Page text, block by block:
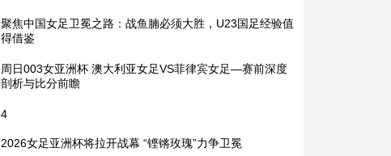
聚焦中国女足卫冕之路：战鱼腩必须大胜，U23国足经验值
得借鉴
周日003女亚洲杯 澳大利亚女足VS菲律宾女足—赛前深度
剖析与比分前瞻
4
2026女足亚洲杯将拉开战幕 “铿锵玫瑰”力争卫冕